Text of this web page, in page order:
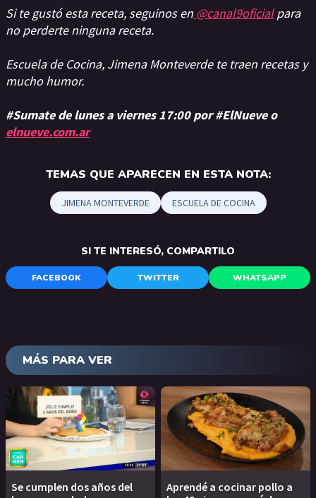
Si te gustó esta receta, seguinos en @canal9oficialpara
no perderte ninguna receta.
Escuela de Cocina, Jimena Monteverde te traen recetas y
mucho humor.
#Sumate de lunes a viernes 17:00 por #ElNueve o
elnueve.com.ar
TEMAS QUE APARECEN EN ESTA NOTA:
JIMENA MONTEVERDE ESCUELA DE COCINA
SI TE INTERESÓ, COMPARTILO
FACEBOOK TWITTER WHATSAPP
MÁS PARA VER
Se cumplen dos años del
Aprendé a cocinar pollo a